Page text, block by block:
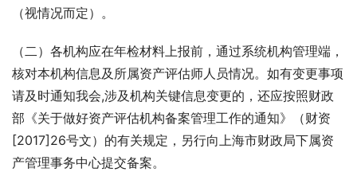
（视情况而定）。
（二）各机构应在年检材料上报前，通过系统机构管理端，
核对本机构信息及所属资产评估师人员情况。如有变更事项
请及时通知我会,涉及机构关键信息变更的，还应按照财政
部《关于做好资产评估机构备案管理工作的通知》（财资
[2017]26号文）的有关规定，另行向上海市财政局下属资
产管理事务中心提交备案。